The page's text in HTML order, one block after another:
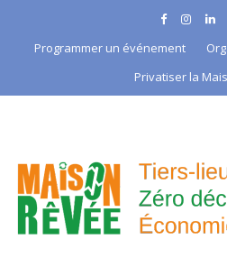
contentProgrammer un événement
Privatiser la